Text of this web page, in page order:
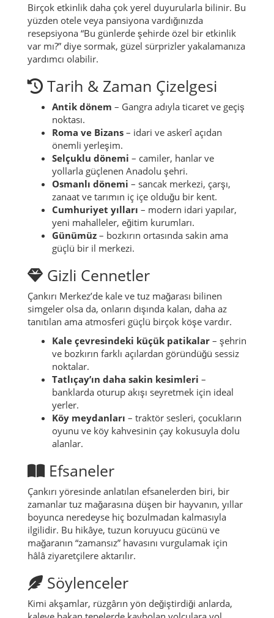
Birçok etkinlik daha çok yerel duyurularla bilinir. Bu
yüzden otele veya pansiyona vardığınızda
resepsiyona “Bu günlerde şehirde özel bir etkinlik
var mı?” diye sormak, güzel sürprizler yakalamanıza
yardımcı olabilir.
Tarih & Zaman Çizelgesi
Antik dönem – Gangra adıyla ticaret ve geçiş
noktası.
Roma ve Bizans – idari ve askerî açıdan
önemli yerleşim.
Selçuklu dönemi – camiler, hanlar ve
yollarla güçlenen Anadolu şehri.
Osmanlı dönemi – sancak merkezi, çarşı,
zanaat ve tarımın iç içe olduğu bir kent.
Cumhuriyet yılları – modern idari yapılar,
yeni mahalleler, eğitim kurumları.
Günümüz – bozkırın ortasında sakin ama
güçlü bir il merkezi.
Gizli Cennetler
Çankırı Merkez’de kale ve tuz mağarası bilinen
simgeler olsa da, onların dışında kalan, daha az
tanıtılan ama atmosferi güçlü birçok köşe vardır.
Kale çevresindeki küçük patikalar – şehrin
ve bozkırın farklı açılardan göründüğü sessiz
noktalar.
Tatlıçay’ın daha sakin kesimleri –
banklarda oturup akışı seyretmek için ideal
yerler.
Köy meydanları – traktör sesleri, çocukların
oyunu ve köy kahvesinin çay kokusuyla dolu
alanlar.
Efsaneler
Çankırı yöresinde anlatılan efsanelerden biri, bir
zamanlar tuz mağarasına düşen bir hayvanın, yıllar
boyunca neredeyse hiç bozulmadan kalmasıyla
ilgilidir. Bu hikâye, tuzun koruyucu gücünü ve
mağaranın “zamansız” havasını vurgulamak için
hâlâ ziyaretçilere aktarılır.
Söylenceler
Kimi akşamlar, rüzgârın yön değiştirdiği anlarda,